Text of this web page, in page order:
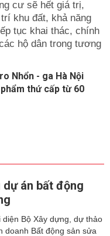
cư sẽ hết giá trị,
khu đất, khả năng
tục khai thác, chính
hộ dân trong tương
Nhổn - ga Hà Nội
thứ cấp từ 60
án bất động
diện Bộ Xây dựng, dự thảo
doanh Bất động sản sửa